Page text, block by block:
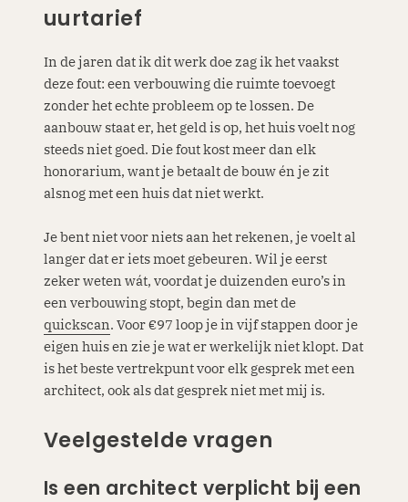
uurtarief
In de jaren dat ik dit werk doe zag ik het vaakst
deze fout: een verbouwing die ruimte toevoegt
zonder het echte probleem op te lossen. De
aanbouw staat er, het geld is op, het huis voelt nog
steeds niet goed. Die fout kost meer dan elk
honorarium, want je betaalt de bouw én je zit
alsnog met een huis dat niet werkt.
Je bent niet voor niets aan het rekenen, je voelt al
langer dat er iets moet gebeuren. Wil je eerst
zeker weten wát, voordat je duizenden euro’s in
een verbouwing stopt, begin dan met de
quickscan. Voor €97 loop je in vijf stappen door je
eigen huis en zie je wat er werkelijk niet klopt. Dat
is het beste vertrekpunt voor elk gesprek met een
architect, ook als dat gesprek niet met mij is.
Veelgestelde vragen
Is een architect verplicht bij een